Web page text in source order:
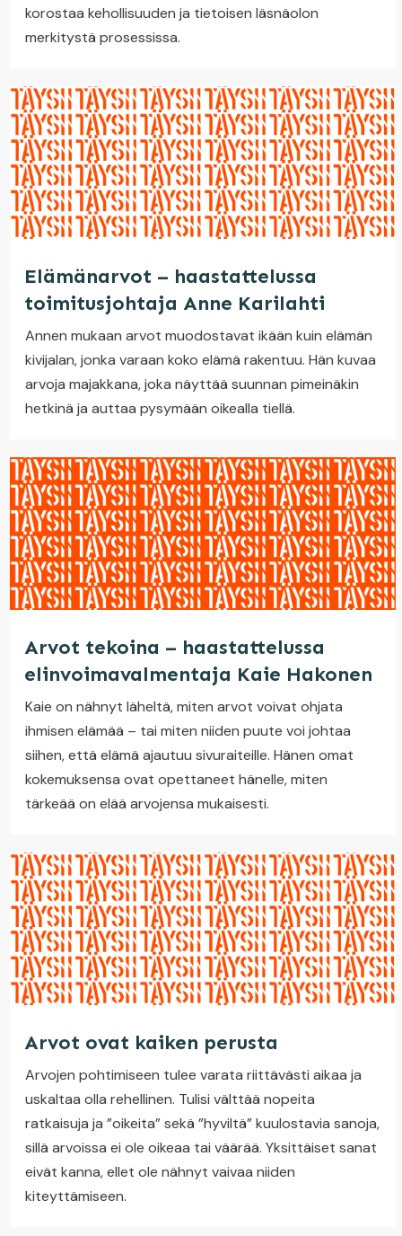
korostaa kehollisuuden ja tietoisen läsnäolon
merkitystä prosessissa.
Elämänarvot – haastattelussa
toimitusjohtaja Anne Karilahti
Annen mukaan arvot muodostavat ikään kuin elämän
kivijalan, jonka varaan koko elämä rakentuu. Hän kuvaa
arvoja majakkana, joka näyttää suunnan pimeinäkin
hetkinä ja auttaa pysymään oikealla tiellä.
Arvot tekoina – haastattelussa
elinvoimavalmentaja Kaie Hakonen
Kaie on nähnyt läheltä, miten arvot voivat ohjata
ihmisen elämää – tai miten niiden puute voi johtaa
siihen, että elämä ajautuu sivuraiteille. Hänen omat
kokemuksensa ovat opettaneet hänelle, miten
tärkeää on elää arvojensa mukaisesti.
Arvot ovat kaiken perusta
Arvojen pohtimiseen tulee varata riittävästi aikaa ja
uskaltaa olla rehellinen. Tulisi välttää nopeita
ratkaisuja ja ”oikeita” sekä ”hyviltä” kuulostavia sanoja,
sillä arvoissa ei ole oikeaa tai väärää. Yksittäiset sanat
eivät kanna, ellet ole nähnyt vaivaa niiden
kiteyttämiseen.